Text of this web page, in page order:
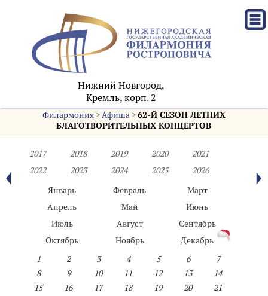
Нижний Новгород,
Кремль, корп. 2
Филармония>Афиша>62-Й СЕЗОН ЛЕТНИХ
БЛАГОТВОРИТЕЛЬНЫХ КОНЦЕРТОВ
2017 2018 2019 2020
2021
2022
2023 2024 2025
2026
Январь
Февраль
Март
Апрель
Май
Июнь
Июль
Август
Сентябрь
Октябрь
Ноябрь
Декабрь
1
2 3 4 5 6
7
8
9 10 11 12 13
14
15
16 17 18 19 20
21